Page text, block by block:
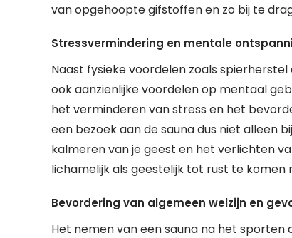
van opgehoopte gifstoffen en zo bij te
Stressvermindering en mentale
Naast fysieke voordelen zoals
ook aanzienlijke voordelen op mentaal
het verminderen van stress en het
een bezoek aan de sauna dus niet alleen
kalmeren van je geest en het verlichten
lichamelijk als geestelijk tot rust te komen
Bevordering van algemeen welzijn en
Het nemen van een sauna na het